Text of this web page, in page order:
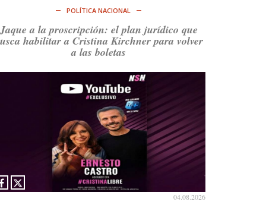
Consenso Patagónico
@consensopatagon
t.co/ihSIYIKptJ
Consenso Patagónico
@consensopatagon
: Asumimos una nueva etapa
en el Partido Justicialista de Campana, con el
orgullo de que el compañero
@caortega64vuelva
POLÍTICA NACIONAL
Jaque a la proscripción: el plan jurídico que
habilitar a Cristina Kirchner para volver
a las boletas
04.08.2026